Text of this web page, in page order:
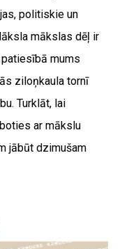
politiskie un
mākslas dēļ ir
mums
ziloņkaula tornī
Turklāt, lai
ar mākslu
jābūt dzimušam